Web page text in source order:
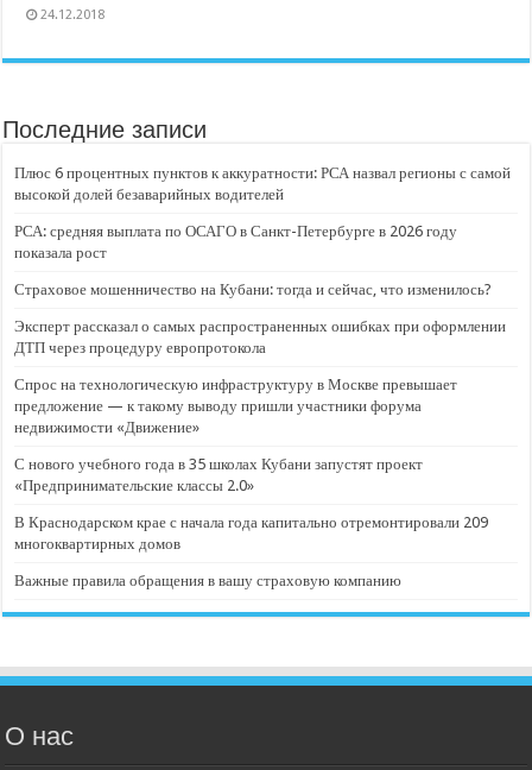
24.12.2018
Последние записи
Плюс 6 процентных пунктов к аккуратности: РСА назвал регионы с самой
высокой долей безаварийных водителей
РСА: средняя выплата по ОСАГО в Санкт-Петербурге в 2026 году
показала рост
Страховое мошенничество на Кубани: тогда и сейчас, что изменилось?
Эксперт рассказал о самых распространенных ошибках при оформлении
ДТП через процедуру европротокола
Спрос на технологическую инфраструктуру в Москве превышает
предложение — к такому выводу пришли участники форума
недвижимости «Движение»
С нового учебного года в 35 школах Кубани запустят проект
«Предпринимательские классы 2.0»
В Краснодарском крае с начала года капитально отремонтировали 209
многоквартирных домов
Важные правила обращения в вашу страховую компанию
О нас